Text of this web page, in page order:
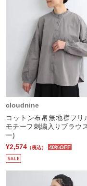
cloudnine
コットン布帛無地襟フリ
モチーフ刺繍入りブラウ
ー)
¥2,574 （税込） 40%OFF